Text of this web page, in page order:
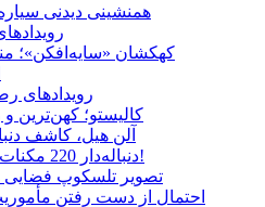
همنشینی دیدنی
رویدادهای رصدی
کهکشان «سایه‌افکن»؛
رویدادهای رصدی 23 تا 31
کالیستو؛ کهن‌ترین
آلن هیل، کاشف
دنباله‌دار 220 مکنات 8000 برابر درخشان شد!
تصویر تلسکوپ فضایی
احتمال از دست رفتن